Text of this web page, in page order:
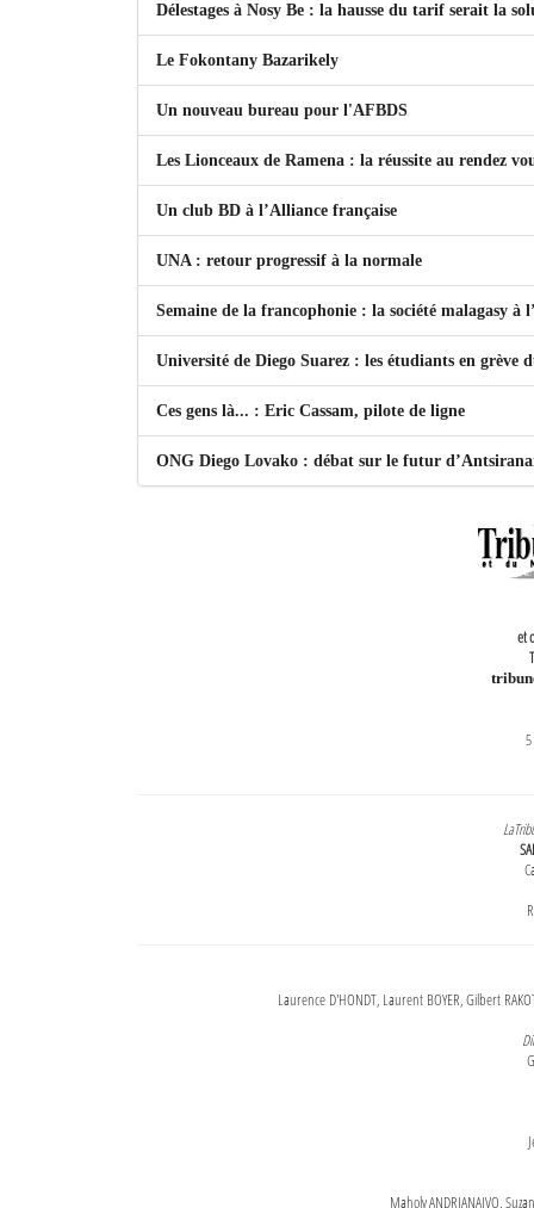
Délestages à Nosy Be : la hausse du tarif serait la
Le Fokontany Bazarikely
Un nouveau bureau pour l'AFBDS
Les Lionceaux de Ramena : la réussite au rendez
Un club BD à l’Alliance française
UNA : retour progressif à la normale
Semaine de la francophonie : la société malagasy à
Université de Diego Suarez : les étudiants en grève
Ces gens là... : Eric Cassam, pilote de ligne
ONG Diego Lovako : débat sur le futur
et
Laurence D'HONDT, Laurent BOYER, Gilbert
Maholy ANDRIANAIVO,